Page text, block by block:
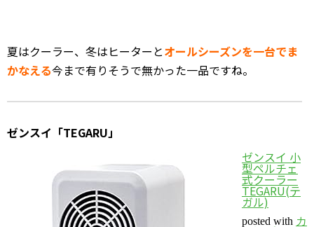
夏はクーラー、冬はヒーターとオールシーズンを一台でま
かなえる今まで有りそうで無かった一品ですね。
ゼンスイ「TEGARU」
ゼンスイ 小
型ペルチェ
式クーラー
TEGARU(テ
ガル)
posted with カ